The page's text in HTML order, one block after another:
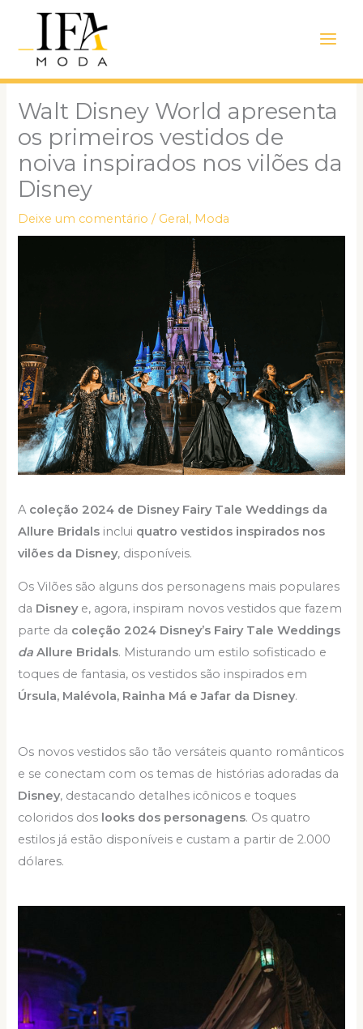
conteúdo
Menu
Walt Disney World apresenta
os primeiros vestidos de
noiva inspirados nos vilões da
Disney
Deixe um comentário / Geral, Moda
A coleção 2024 de Disney Fairy Tale Weddings da
Allure Bridals inclui quatro vestidos inspirados nos
vilões da Disney, disponíveis.
Os Vilões são alguns dos personagens mais populares
da Disney e, agora, inspiram novos vestidos que fazem
parte da coleção 2024 Disney’s Fairy Tale Weddings
daAllure Bridals. Misturando um estilo sofisticado e
toques de fantasia, os vestidos são inspirados em
Úrsula, Malévola, Rainha Má e Jafar da Disney.
Os novos vestidos são tão versáteis quanto românticos
e se conectam com os temas de histórias adoradas da
Disney, destacando detalhes icônicos e toques
coloridos dos looks dos personagens. Os quatro
estilos já estão disponíveis e custam a partir de 2.000
dólares.